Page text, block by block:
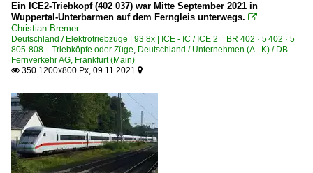
Ein ICE2-Triebkopf (402 037) war Mitte September 2021 in
Wuppertal-Unterbarmen auf dem Ferngleis unterwegs. 
Christian Bremer
Deutschland / Elektrotriebzüge | 93 8x | ICE - IC / ICE 2 BR 402 · 5 402 · 5
805-808 Triebköpfe oder Züge, Deutschland / Unternehmen (A - K) / DB
Fernverkehr AG, Frankfurt (Main)
 350 1200x800 Px, 09.11.2021 